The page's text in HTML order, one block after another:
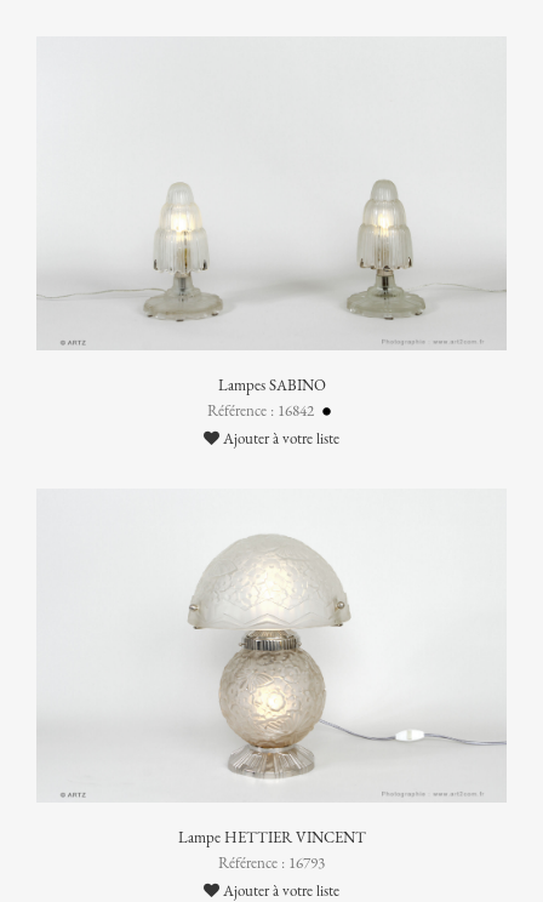
Lampes SABINO
Référence : 16842
Ajouter à votre liste
Lampe HETTIER VINCENT
Référence : 16793
Ajouter à votre liste